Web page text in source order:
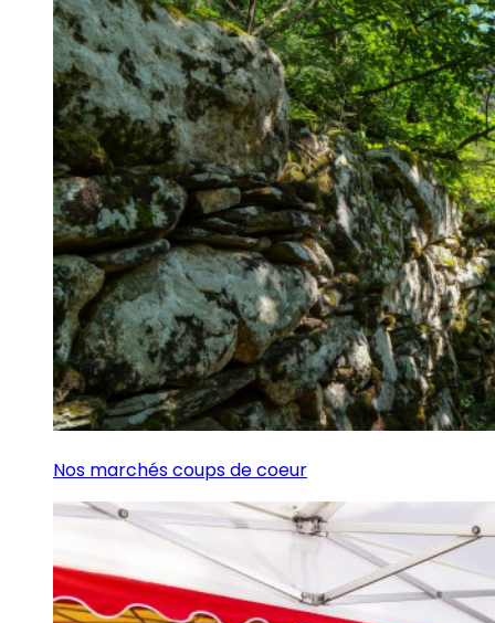
Nos marchés coups de coeur